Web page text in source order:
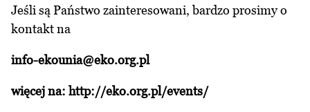
Jeśli są Państwo zainteresowani, bardzo prosimy o
kontakt na
info-ekounia@eko.org.pl
więcej na: http://eko.org.pl/events/